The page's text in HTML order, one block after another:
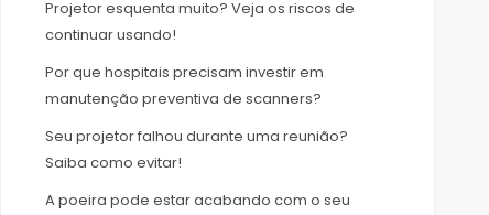
Projetor esquenta muito? Veja os riscos de
continuar usando!
Por que hospitais precisam investir em
manutenção preventiva de scanners?
Seu projetor falhou durante uma reunião?
Saiba como evitar!
A poeira pode estar acabando com o seu